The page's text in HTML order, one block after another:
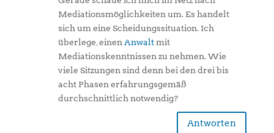
Mediationsmöglichkeiten um. Es handelt
sich um eine Scheidungssituation. Ich
überlege, einen Anwaltmit
Mediationskenntnissen zu nehmen. Wie
viele Sitzungen sind denn bei den drei bis
acht Phasen erfahrungsgemäß
durchschnittlich notwendig?
Antworten